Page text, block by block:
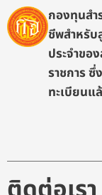
กองทุนสำ
ชีพสำหรับ
ประจำขอ
ราชการ ซึ่
ทะเบียนแ